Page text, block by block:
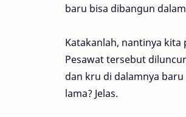
baru bisa dibangun
Katakanlah, nantinya kita
Pesawat tersebut
dan kru di dalamnya
lama? Jelas.